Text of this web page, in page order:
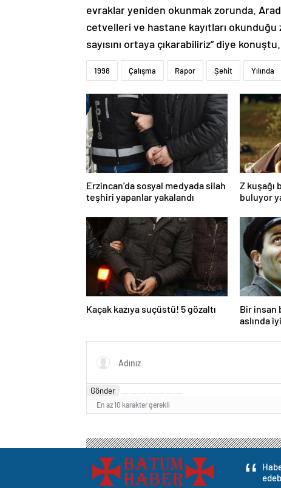
evraklar yeniden okunmak zorunda.
cetvelleri ve hastane kayıtları
sayısını ortaya çıkarabiliriz” diye konuştu.
1998 Çalışma Rapor Şehit Yılında
Erzincan’da sosyal medyada silah
teşhiri yapanlar yakalandı
Z kuşağı
buluyor
Kaçak kazıya suçüstü! 5 gözaltı
Bir insan
aslında
Gönder
En az 10 karakter gerekli